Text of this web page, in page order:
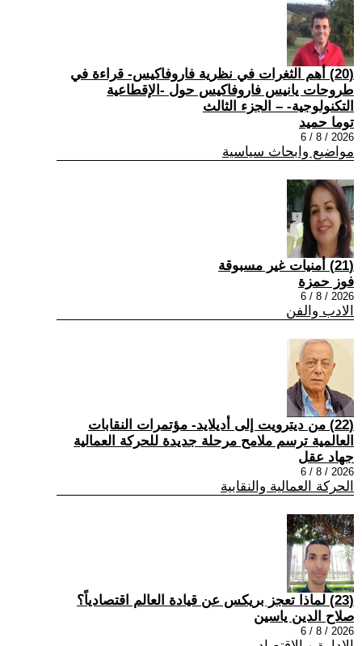
(20) أهم الثغرات في نظرية فاروفاكيس- قراءة في
طروحات يانيس فاروفاكيس حول -الإقطاعية
التكنولوجية- – الجزء الثالث
توما حميد
2026 / 8 / 6
مواضيع وابحاث سياسية
(21) أمنيات غير مسبوقة
فوز حمزة
2026 / 8 / 6
الادب والفن
(22) من ديترويت إلى أديلايد- مؤتمرات النقابات
العالمية ترسم ملامح مرحلة جديدة للحركة العمالية
جهاد عقل
2026 / 8 / 6
الحركة العمالية والنقابية
(23) لماذا تعجز بريكس عن قيادة العالم اقتصادياً؟
صلاح الدين ياسين
2026 / 8 / 6